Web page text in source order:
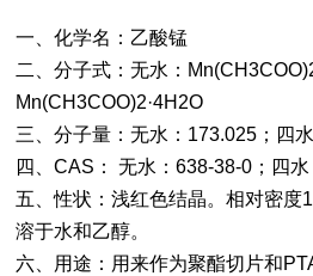
一、化学名：乙酸锰
二、分子式：无水：
Mn(CH3COO)2·4H2O
三、分子量：无水：173.025；四
四、CAS： 无水：638-38-0；四
五、性状：浅红色结晶。相对密
溶于水和乙醇。
六、用途：用来作为聚酯切片和